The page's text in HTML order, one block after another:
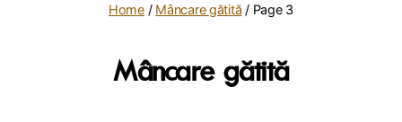
Home/ Mâncare gătită / Page 3
Mâncare gătită